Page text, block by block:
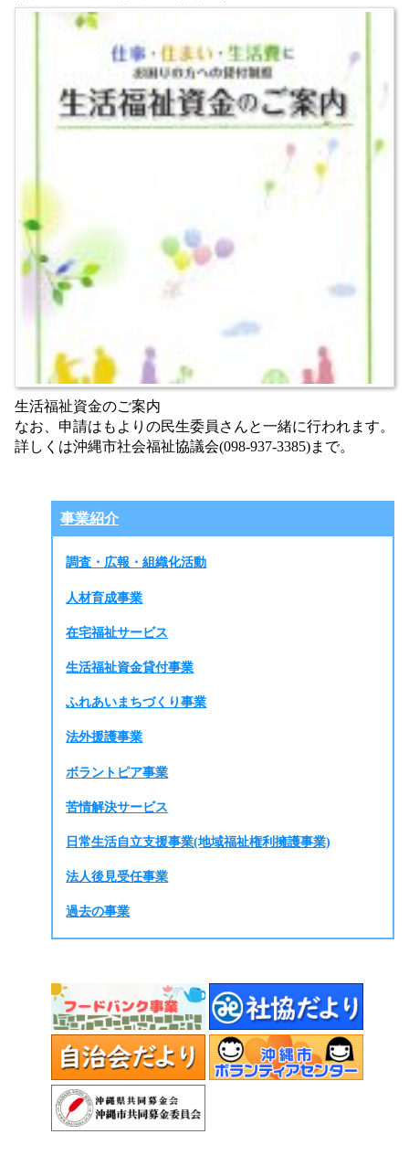
生活福祉資金のご案内
なお、申請はもよりの民生委員さんと一緒に行われます。
詳しくは沖縄市社会福祉協議会(098-937-3385)まで。
事業紹介
調査・広報・組織化活動
人材育成事業
在宅福祉サービス
生活福祉資金貸付事業
ふれあいまちづくり事業
法外援護事業
ボラントピア事業
苦情解決サービス
日常生活自立支援事業(地域福祉権利擁護事業)
法人後見受任事業
過去の事業